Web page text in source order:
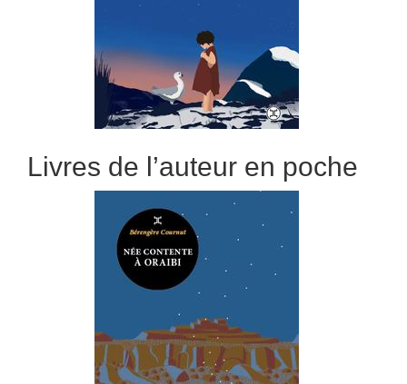
Livres de l’auteur en poche